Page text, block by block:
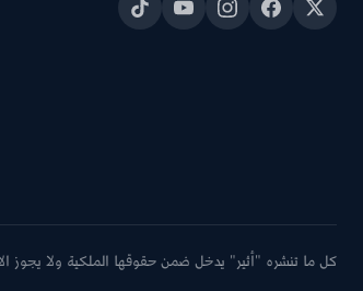
كل ما تنشره "أثير" يدخل ضمن حقوقها الملكية ولا يجوز